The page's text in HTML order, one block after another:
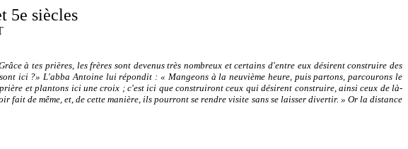
5e siècles
à tes prières, les frères sont devenus très nombreux et certains d'entre eux désirent construire des
ici ?» L'abba Antoine lui répondit : « Mangeons à la neuvième heure, puis partons, parcourons le
et plantons ici une croix ; c'est ici que construiront ceux qui désirent construire, ainsi ceux de là-
de même, et, de cette manière, ils pourront se rendre visite sans se laisser divertir. » Or la distance